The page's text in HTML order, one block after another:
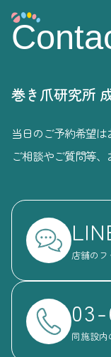
ご不安な点が
しますので、
A.
また、施術直
め、強くこす
状態に合わせ
すので、ご不
巻き爪研究所
当日のご予約希望は
ご相談やご質問等、
店舗の
同施設